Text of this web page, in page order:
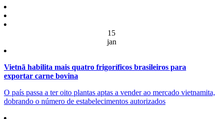
15
jan
Vietnã habilita mais quatro frigoríficos brasileiros para
exportar carne bovina
O país passa a ter oito plantas aptas a vender ao mercado vietnamita,
dobrando o número de estabelecimentos autorizados